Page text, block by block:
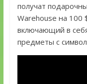
получат
Warehouse на 100
включающий в
предметы с